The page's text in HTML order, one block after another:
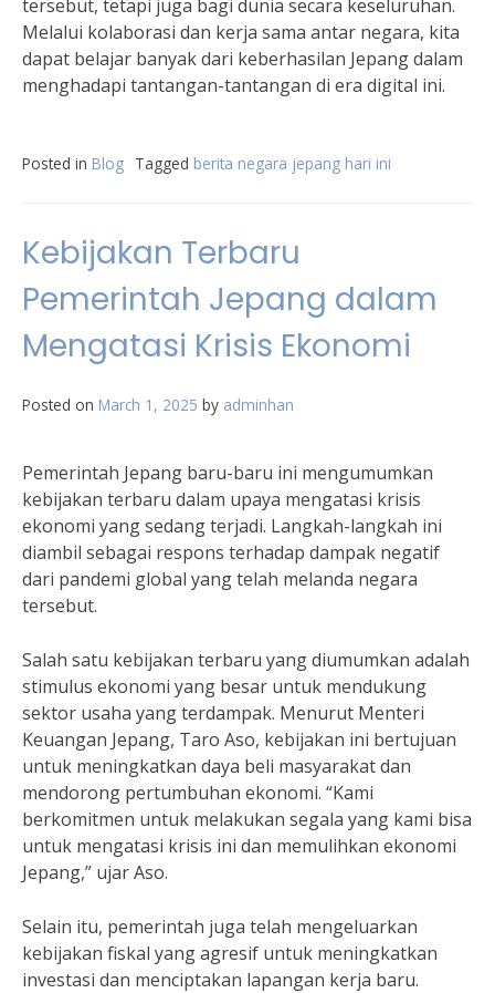
tersebut, tetapi juga bagi dunia secara keseluruhan.
Melalui kolaborasi dan kerja sama antar negara, kita
dapat belajar banyak dari keberhasilan Jepang dalam
menghadapi tantangan-tantangan di era digital ini.
Posted in Blog Tagged berita negara jepang hari ini
Kebijakan Terbaru
Pemerintah Jepang dalam
Mengatasi Krisis Ekonomi
Posted on March 1, 2025 by adminhan
Pemerintah Jepang baru-baru ini mengumumkan
kebijakan terbaru dalam upaya mengatasi krisis
ekonomi yang sedang terjadi. Langkah-langkah ini
diambil sebagai respons terhadap dampak negatif
dari pandemi global yang telah melanda negara
tersebut.
Salah satu kebijakan terbaru yang diumumkan adalah
stimulus ekonomi yang besar untuk mendukung
sektor usaha yang terdampak. Menurut Menteri
Keuangan Jepang, Taro Aso, kebijakan ini bertujuan
untuk meningkatkan daya beli masyarakat dan
mendorong pertumbuhan ekonomi. “Kami
berkomitmen untuk melakukan segala yang kami bisa
untuk mengatasi krisis ini dan memulihkan ekonomi
Jepang,” ujar Aso.
Selain itu, pemerintah juga telah mengeluarkan
kebijakan fiskal yang agresif untuk meningkatkan
investasi dan menciptakan lapangan kerja baru.